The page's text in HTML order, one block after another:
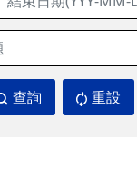
查詢 重設